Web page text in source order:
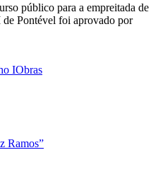
público para a empreitada de
Pontével foi aprovado por
IObras
Ramos”